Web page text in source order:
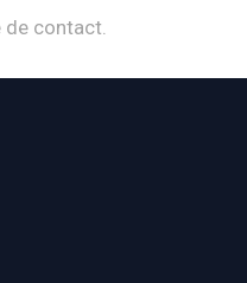
contact.